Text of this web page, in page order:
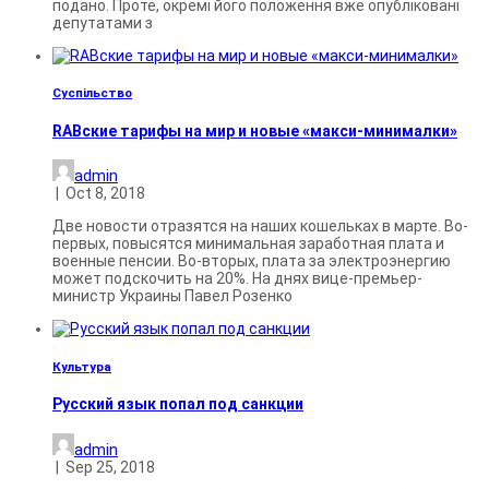
подано. Проте, окремі його положення вже опубліковані
депутатами з
Суспільство
RABские тарифы на мир и новые «макси-минималки»
admin
Oct 8, 2018
Две новости отразятся на наших кошельках в марте. Во-
первых, повысятся минимальная заработная плата и
военные пенсии. Во-вторых, плата за электроэнергию
может подскочить на 20%. На днях вице-премьер-
министр Украины Павел Розенко
Культура
Русский язык попал под санкции
admin
Sep 25, 2018